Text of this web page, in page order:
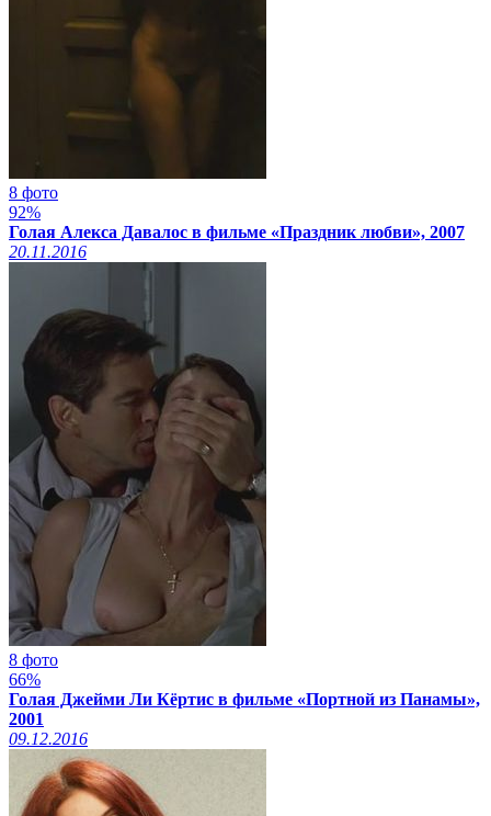
8 фото
92%
Голая Алекса Давалос в фильме «Праздник любви», 2007
20.11.2016
8 фото
66%
Голая Джейми Ли Кёртис в фильме «Портной из Панамы»,
2001
09.12.2016